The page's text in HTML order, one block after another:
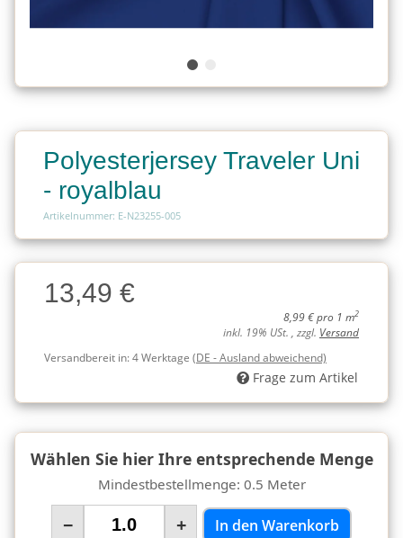
Polyesterjersey Traveler Uni
- royalblau
Artikelnummer: E-N23255-005
Charge
Charge13,49 €
8,99 € pro 1 m2
inkl. 19% USt. , zzgl. Versand
Versandbereit in:4 Werktage (DE - Ausland abweichend)
Frage zum Artikel
Wählen Sie hier Ihre entsprechende Menge
Mindestbestellmenge: 0.5 Meter
− + In den Warenkorb